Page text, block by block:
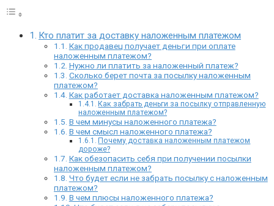
Кто платит за доставку наложенным платежом
Как продавец получает деньги при оплате
наложенным платежом?
Нужно ли платить за наложенный платеж?
Сколько берет почта за посылку наложенным
платежом?
Как работает доставка наложенным платежом?
Как забрать деньги за посылку отправленную
наложенным платежом?
В чем минусы наложенного платежа?
В чем смысл наложенного платежа?
Почему доставка наложенным платежом
дороже?
Как обезопасить себя при получении посылки
наложенным платежом?
Что будет если не забрать посылку с наложенным
платежом?
В чем плюсы наложенного платежа?